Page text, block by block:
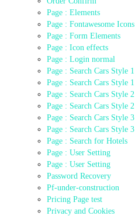
Page : Elements
Page : Fontawesome Icons
Page : Form Elements
Page : Icon effects
Page : Login normal
Page : Search Cars Style 1
Page : Search Cars Style 1
Page : Search Cars Style 2
Page : Search Cars Style 2
Page : Search Cars Style 3
Page : Search Cars Style 3
Page : Search for Hotels
Page : User Setting
Page : User Setting
Password Recovery
Pf-under-construction
Pricing Page test
Privacy and Cookies